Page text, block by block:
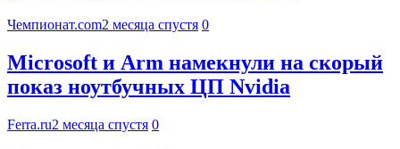
Чемпионат.com2 месяца спустя 0
Microsoft и Arm намекнули на скорый
показ ноутбучных ЦП Nvidia
Ferra.ru2 месяца спустя 0